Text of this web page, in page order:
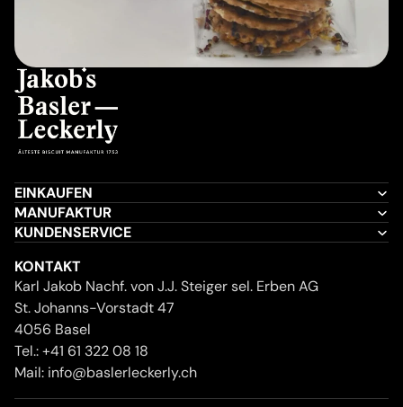
EINKAUFEN
MANUFAKTUR
KUNDENSERVICE
KONTAKT
Karl Jakob Nachf. von J.J. Steiger sel. Erben AG
St. Johanns-Vorstadt 47
4056 Basel
Tel.:+41 61 322 08 18
Mail: info@baslerleckerly.ch